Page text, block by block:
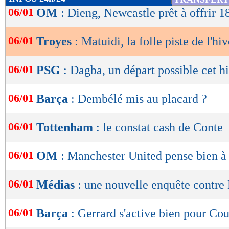
de
OK
06/01 OM : Dieng, Newcastle prêt à offrir
06/01 Troyes : Matuidi, la folle piste de
06/01 PSG : Dagba, un départ possible cet
06/01 Barça : Dembélé mis au placard ?
06/01 Tottenham : le constat cash de Conte
06/01 OM : Manchester United pense bien
06/01 Médias : une nouvelle enquête contre
06/01 Barça : Gerrard s'active bien pour